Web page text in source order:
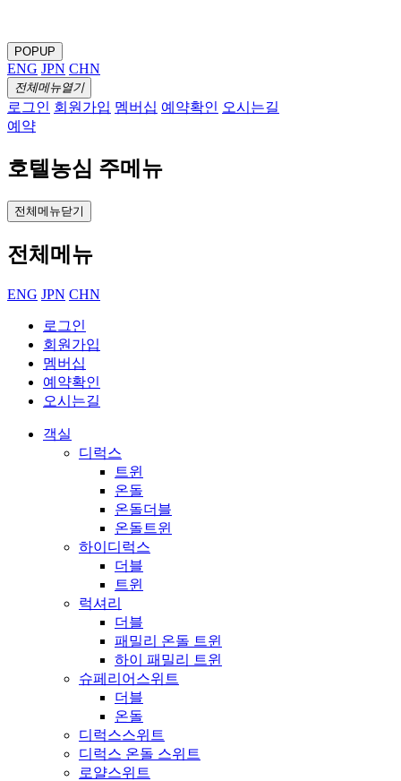
POPUP
ENG JPN CHN
전체메뉴열기
로그인 회원가입 멤버십 예약확인 오시는길
예약
호텔농심 주메뉴
전체메뉴닫기
전체메뉴
ENG JPN CHN
로그인
회원가입
멤버십
예약확인
오시는길
객실
디럭스
트윈
온돌
온돌더블
온돌트윈
하이디럭스
더블
트윈
럭셔리
더블
패밀리 온돌 트윈
하이 패밀리 트윈
슈페리어스위트
더블
온돌
디럭스스위트
디럭스 온돌 스위트
로얄스위트